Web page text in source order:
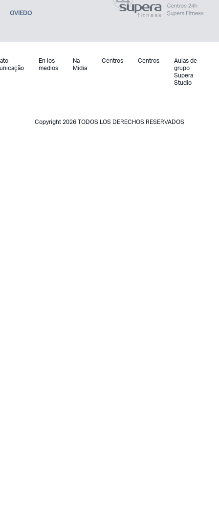
OVIEDO
En los
medios
Na
Midia
Centros Centros
Aulas de
grupo
Supera
Studio
Copyright 2026 TODOS LOS DERECHOS RESERVADOS